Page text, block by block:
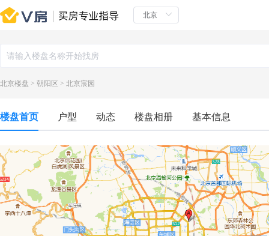
北京楼盘 > 朝阳区 > 北京宸园
楼盘首页 户型 动态 楼盘相册 基本信息